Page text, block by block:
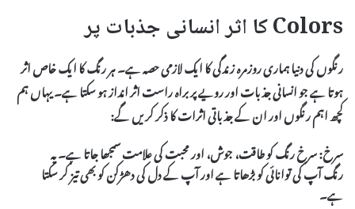
Colors کا اثر انسانی جذبات پر
رنگوں کی دنیا ہماری روزمرہ زندگی کا ایک لازمی حصہ ہے۔ ہر رنگ کا ایک خاص اثر
ہوتا ہے جو انسانی جذبات اور رویے پر براہ راست اثر انداز ہو سکتا ہے۔ یہاں ہم
کچھ اہم رنگوں اور ان کے جذباتی اثرات کا ذکر کریں گے:
سرخ:سرخ رنگ کو طاقت، جوش، اور محبت کی علامت سمجھا جاتا ہے۔ یہ
رنگ آپ کی توانائی کو بڑھاتا ہے اور آپ کے دل کی دھڑکن کو بھی تیز کر سکتا
ہے۔